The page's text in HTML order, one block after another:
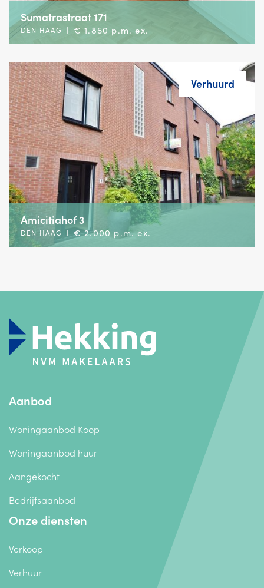
Sumatrastraat 171
DEN HAAG | € 1.850 p.m. ex.
Verhuurd
Amicitiahof 3
DEN HAAG | € 2.000 p.m. ex.
Aanbod
Woningaanbod Koop
Woningaanbod huur
Aangekocht
Bedrijfsaanbod
Onze diensten
Verkoop
Verhuur